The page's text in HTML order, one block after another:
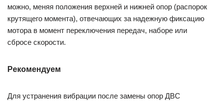
можно, меняя положения верхней и нижней опор (распорок
крутящего момента), отвечающих за надежную фиксацию
мотора в момент переключения передач, наборе или
сбросе скорости.
Рекомендуем
Для устранения вибрации после замены опор ДВС